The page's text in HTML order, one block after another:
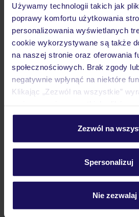
Używamy technologii takich jak
poprawy komfortu użytkowania
personalizowania wyświetlanych
cookie wykorzystywane są także
na naszej stronie oraz oferowania
społecznościowych. Brak zgody
negatywnie wpłynąć na niektóre
Klikając „Zezwól na wszystkie”
personalizować swój wybór
Szczegółowe informacje o plikach
Zezwól na
Spersonalizuj
Nie zezwalaj
Wyżywienie
Atrakcje
Ważne informacje
Czy w Hotelu będzie przedstawiciel
Na jakiej podstawie i gdzie otrzymam